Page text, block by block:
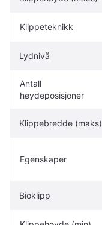
Klippeteknikk
Lydnivå
Antall
høydeposisjoner
Klippebredde (maks)
Egenskaper
Bioklipp